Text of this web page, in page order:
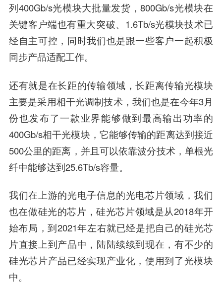
列400Gb/s光模块大批量发货，800Gb/s光模块在
关键客户端也有重大突破、1.6Tb/s光模块技术已
经自主可控，同时我们也是跟一些客户一起积极
同步产品适配工作。
还有就是在长距的传输领域，长距离传输光模块
主要是采用相干光调制技术，我们也是在今年3月
份也发布了一款业界能够做到最高输出功率的
400Gb/s相干光模块，它能够传输的距离达到接近
500公里的距离，并且可以依靠波分技术，单根光
纤中能够达到25.6Tb/s容量。
我们在上游的光电子信息的光电芯片领域，我们
也在做硅光的芯片，硅光芯片领域是从2018年开
始布局，到2021年左右就已经是把自己的硅光芯
片直接上到产品中，陆陆续续到现在，有不少的
硅光芯片产品已经实现产业化，使用到了光模块
中。